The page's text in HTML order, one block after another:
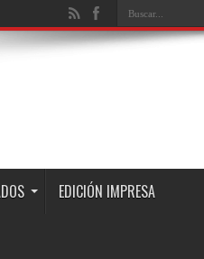
EDICIÓN IMPRESA